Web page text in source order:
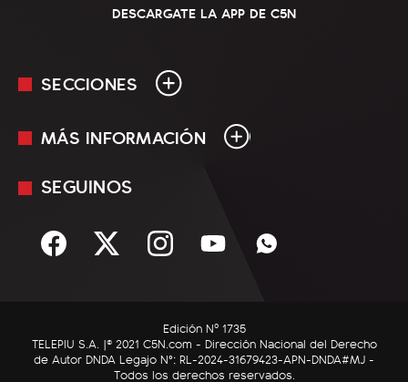
DESCARGATE LA APP DE C5N
SECCIONES
En Vivo
Sociedad
C5N Autos
RatingCero
MÁS INFORMACIÓN
Mediakit
Términos y condiciones
SEGUINOS
Edición Nº 1735
TELEPIU S.A. |© 2021 C5N.com - Dirección Nacional del Derecho
de Autor DNDA Legajo N°: RL-2024-31679423-APN-DNDA#MJ -
Todos los derechos reservados.